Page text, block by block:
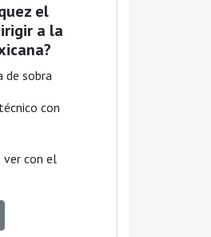
el
a la
de sobra
con
ver con el